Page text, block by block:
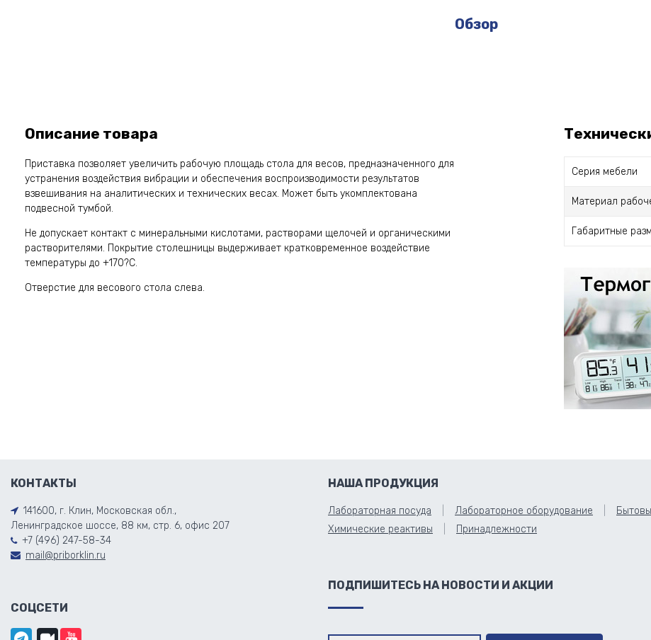
Обзор
Описание товара
Приставка позволяет увеличить рабочую площадь стола для весов, предназначенного для
устранения воздействия вибрации и обеспечения воспроизводимости результатов
взвешивания на аналитических и технических весах. Может быть укомплектована
подвесной тумбой.
Не допускает контакт с минеральными кислотами, растворами щелочей и органическими
растворителями. Покрытие столешницы выдерживает кратковременное воздействие
температуры до +170?С.
Отверстие для весового стола слева.
Серия мебели
Материал
Габаритные
КОНТАКТЫ
141600, г. Клин, Московская обл.,
Ленинградское шоссе, 88 км, стр. 6, офис 207
+7 (496) 247-58-34
mail@priborklin.ru
СОЦСЕТИ
НАША ПРОДУКЦИЯ
Лабораторная посуда Лабораторное оборудование
Химические реактивы
Принадлежности
ПОДПИШИТЕСЬ НА НОВОСТИ И АКЦИИ